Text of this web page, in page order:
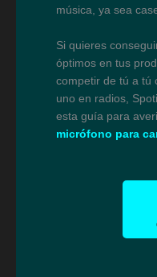
música, ya sea
Si quieres
óptimos en tus
competir de tú a tú
uno en radios,
esta guía para
micrófono para